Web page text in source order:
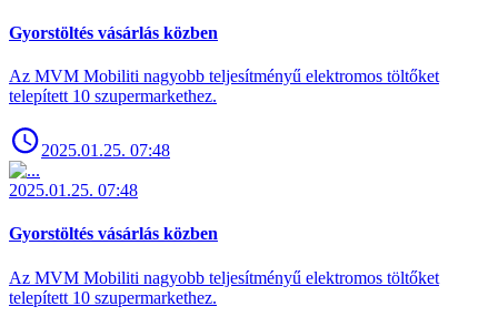
Gyorstöltés vásárlás közben
Az MVM Mobiliti nagyobb teljesítményű elektromos töltőket
telepített 10 szupermarkethez.
2025.01.25. 07:48
2025.01.25. 07:48
Gyorstöltés vásárlás közben
Az MVM Mobiliti nagyobb teljesítményű elektromos töltőket
telepített 10 szupermarkethez.